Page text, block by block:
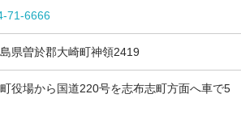
71-6666
県曽於郡大崎町神領2419
役場から国道220号を志布志町方面へ車で5